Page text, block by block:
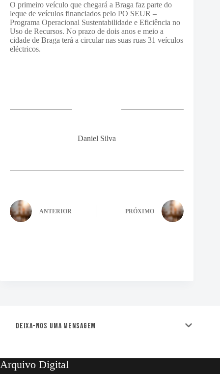
O primeiro veículo que chegará a Braga faz parte do
leque de veículos financiados pelo PO SEUR –
Programa Operacional Sustentabilidade e Eficiência no
Uso de Recursos. No prazo de dois anos e meio a
cidade de Braga terá a circular nas suas ruas 31 veículos
eléctricos.
Daniel Silva
ANTERIOR PRÓXIMO
Deixa-nos uma mensagem
Arquivo Digital